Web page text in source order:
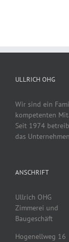
ULLRICH OHG
Wir sind ein
kompetenten
Seit 1974
das
ANSCHRIFT
Ullrich OHG
Zimmerei und
Baugeschäft
Hogenellweg 16